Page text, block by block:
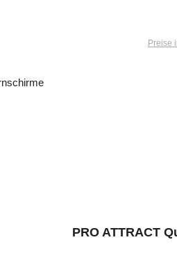
Preise
PRO ATTRACT